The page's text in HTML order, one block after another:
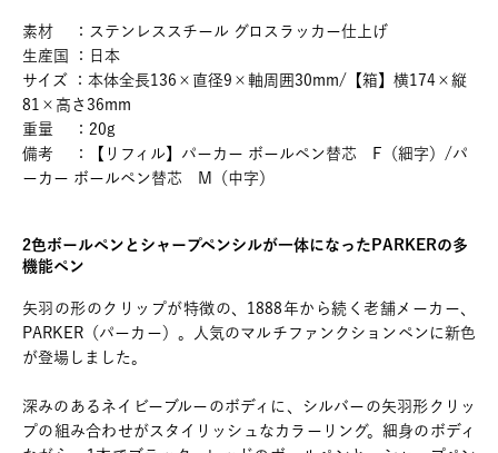
素材 ：ステンレススチール グロスラッカー仕上げ
生産国 ：日本
サイズ ：本体全長136×直径9×軸周囲30mm/【箱】横174×縦
81×高さ36mm
重量 ：20g
備考 ：【リフィル】パーカー ボールペン替芯 F（細字）/パ
ーカー ボールペン替芯 M（中字）
2色ボールペンとシャープペンシルが一体になったPARKERの多
機能ペン
矢羽の形のクリップが特徴の、1888年から続く老舗メーカー、
PARKER（パーカー）。人気のマルチファンクションペンに新色
が登場しました。
深みのあるネイビーブルーのボディに、シルバーの矢羽形クリッ
プの組み合わせがスタイリッシュなカラーリング。細身のボディ